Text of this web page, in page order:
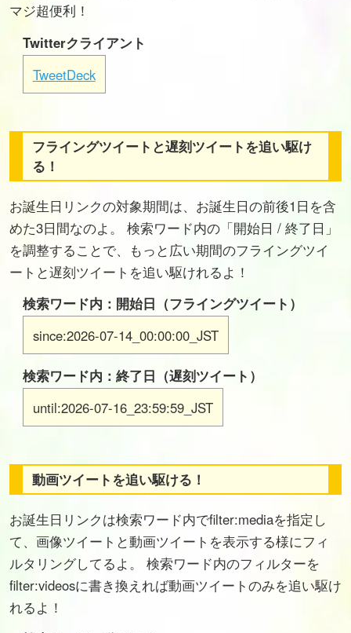
マジ超便利！
Twitterクライアント
TweetDeck
フライングツイートと遅刻ツイートを追い駆け
る！
お誕生日リンクの対象期間は、お誕生日の前後1日を含
めた3日間なのよ。 検索ワード内の「開始日 / 終了日」
を調整することで、もっと広い期間のフライングツイ
ートと遅刻ツイートを追い駆けれるよ！
検索ワード内：開始日（フライングツイート）
since:2026-07-14_00:00:00_JST
検索ワード内：終了日（遅刻ツイート）
until:2026-07-16_23:59:59_JST
動画ツイートを追い駆ける！
お誕生日リンクは検索ワード内でfilter:mediaを指定し
て、画像ツイートと動画ツイートを表示する様にフィ
ルタリングしてるよ。 検索ワード内のフィルターを
filter:videosに書き換えれば動画ツイートのみを追い駆け
れるよ！